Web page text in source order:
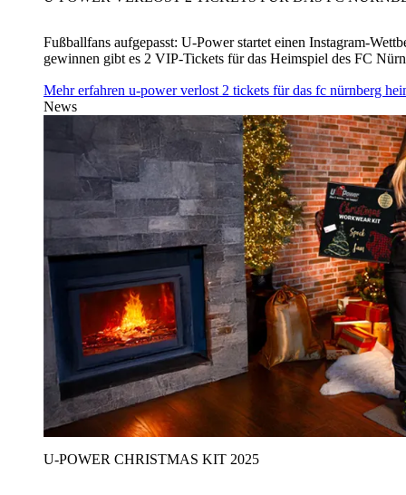
Fußballfans aufgepasst: U‑Power startet einen Instagram-
gewinnen gibt es 2 VIP-Tickets für das Heimspiel des FC
Mehr erfahren u‑power verlost 2 tickets für das fc nürnberg
News
U‑POWER CHRISTMAS KIT 2025